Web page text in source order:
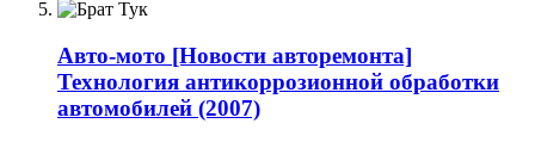
Авто-мото [Новости авторемонта]
Технология антикоррозионной обработки
автомобилей (2007)